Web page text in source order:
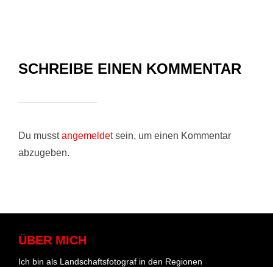
SCHREIBE EINEN KOMMENTAR
Du musstangemeldetsein, um einen Kommentar
abzugeben.
ÜBER MICH
Ich bin als Landschaftsfotograf in den Regionen